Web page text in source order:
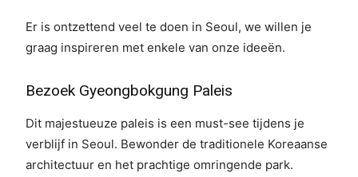
Er is ontzettend veel te doen in Seoul, we willen je
graag inspireren met enkele van onze ideeën.
Bezoek Gyeongbokgung Paleis
Dit majestueuze paleis is een must-see tijdens je
verblijf in Seoul. Bewonder de traditionele Koreaanse
architectuur en het prachtige omringende park.